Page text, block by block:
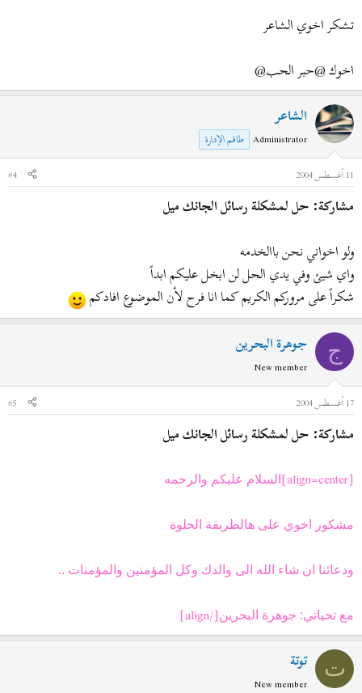
تشكر اخوي الشاعر
اخوك @حبر الحب@
الشاعر
Administrator طاقم الإدارة
11 أغسطس 2004
#4
مشاركة: حل لمشكلة رسائل الجانك ميل
ولو اخواني نحن باالخدمه
واي شيئ وفي يدي الحل لن ابخل عليكم ابداً
شكراً على مروركم الكريم كما انا فرح لأن الموضوع افادكم
ج جوهرة البحرين
New member
17 أغسطس 2004
#5
مشاركة: حل لمشكلة رسائل الجانك ميل
[align=center]
السلام عليكم والرحمه
مشكور اخوي على هالطريقة الحلوة
ودعائنا ان شاء الله الى والدك وكل المؤمنين والمؤمنات ..
مع تحياتي: جوهرة البحرين[/align]
ت توتة
New member